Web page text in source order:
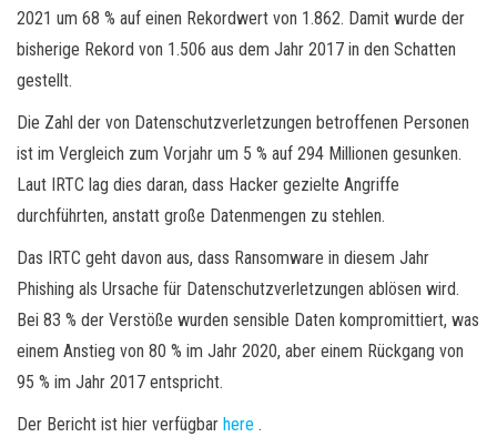
2021 um 68 % auf einen Rekordwert von 1.862. Damit wurde der
bisherige Rekord von 1.506 aus dem Jahr 2017 in den Schatten
gestellt.
Die Zahl der von Datenschutzverletzungen betroffenen Personen
ist im Vergleich zum Vorjahr um 5 % auf 294 Millionen gesunken.
Laut IRTC lag dies daran, dass Hacker gezielte Angriffe
durchführten, anstatt große Datenmengen zu stehlen.
Das IRTC geht davon aus, dass Ransomware in diesem Jahr
Phishing als Ursache für Datenschutzverletzungen ablösen wird.
Bei 83 % der Verstöße wurden sensible Daten kompromittiert, was
einem Anstieg von 80 % im Jahr 2020, aber einem Rückgang von
95 % im Jahr 2017 entspricht.
Der Bericht ist hier verfügbar here .